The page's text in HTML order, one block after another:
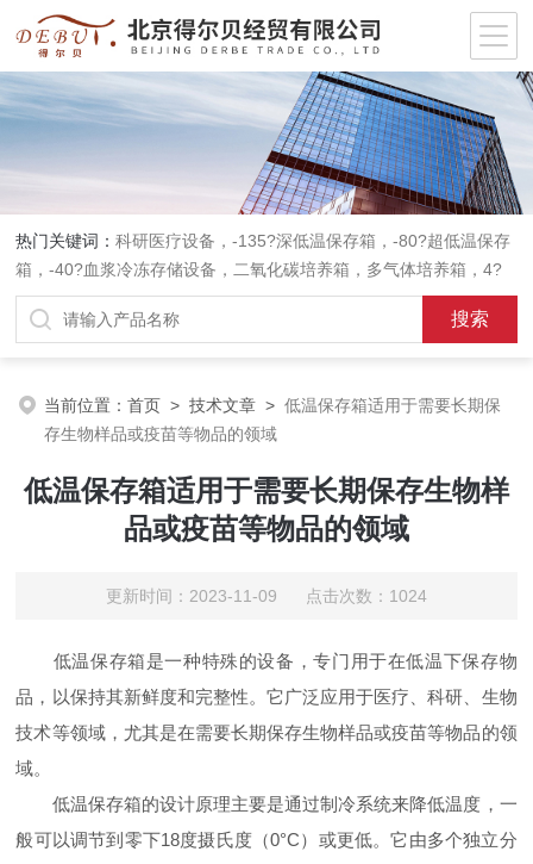
热门关键词：科研医疗设备，-135?深低温保存箱，-80?超低温保存
箱，-40?血浆冷冻存储设备，二氧化碳培养箱，多气体培养箱，4?
血液冷藏箱，药品冷藏箱；实验室设备，环境实验箱，植物培养箱，
高温恒温培养箱，低温恒温培养箱，碎花型制冰机；消毒灭菌设备，
当前位置：首页 >技术文章 >低温保存箱适用于需要长期保
存生物样品或疫苗等物品的领域
低温保存箱适用于需要长期保存生物样
品或疫苗等物品的领域
更新时间：2023-11-09 点击次数：1024
低温保存箱是一种特殊的设备，专门用于在低温下保存物
品，以保持其新鲜度和完整性。它广泛应用于医疗、科研、生物
技术等领域，尤其是在需要长期保存生物样品或疫苗等物品的领
域。
低温保存箱的设计原理主要是通过制冷系统来降低温度，一
般可以调节到零下18度摄氏度（0°C）或更低。它由多个独立分